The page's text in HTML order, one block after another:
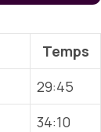
Temps
29:45
34:10